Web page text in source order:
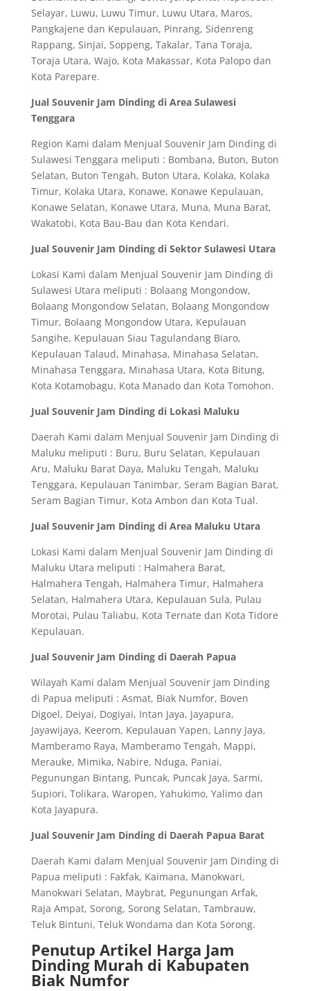
Selayar, Luwu, Luwu Timur, Luwu Utara, Maros,
Pangkajene dan Kepulauan, Pinrang, Sidenreng
Rappang, Sinjai, Soppeng, Takalar, Tana Toraja,
Toraja Utara, Wajo, Kota Makassar, Kota Palopo dan
Kota Parepare.
Jual Souvenir Jam Dinding di Area Sulawesi
Tenggara
Region Kami dalam Menjual Souvenir Jam Dinding di
Sulawesi Tenggara meliputi : Bombana, Buton, Buton
Selatan, Buton Tengah, Buton Utara, Kolaka, Kolaka
Timur, Kolaka Utara, Konawe, Konawe Kepulauan,
Konawe Selatan, Konawe Utara, Muna, Muna Barat,
Wakatobi, Kota Bau-Bau dan Kota Kendari.
Jual Souvenir Jam Dinding di Sektor Sulawesi Utara
Lokasi Kami dalam Menjual Souvenir Jam Dinding di
Sulawesi Utara meliputi : Bolaang Mongondow,
Bolaang Mongondow Selatan, Bolaang Mongondow
Timur, Bolaang Mongondow Utara, Kepulauan
Sangihe, Kepulauan Siau Tagulandang Biaro,
Kepulauan Talaud, Minahasa, Minahasa Selatan,
Minahasa Tenggara, Minahasa Utara, Kota Bitung,
Kota Kotamobagu, Kota Manado dan Kota Tomohon.
Jual Souvenir Jam Dinding di Lokasi Maluku
Daerah Kami dalam Menjual Souvenir Jam Dinding di
Maluku meliputi : Buru, Buru Selatan, Kepulauan
Aru, Maluku Barat Daya, Maluku Tengah, Maluku
Tenggara, Kepulauan Tanimbar, Seram Bagian Barat,
Seram Bagian Timur, Kota Ambon dan Kota Tual.
Jual Souvenir Jam Dinding di Area Maluku Utara
Lokasi Kami dalam Menjual Souvenir Jam Dinding di
Maluku Utara meliputi : Halmahera Barat,
Halmahera Tengah, Halmahera Timur, Halmahera
Selatan, Halmahera Utara, Kepulauan Sula, Pulau
Morotai, Pulau Taliabu, Kota Ternate dan Kota Tidore
Kepulauan.
Jual Souvenir Jam Dinding di Daerah Papua
Wilayah Kami dalam Menjual Souvenir Jam Dinding
di Papua meliputi : Asmat, Biak Numfor, Boven
Digoel, Deiyai, Dogiyai, Intan Jaya, Jayapura,
Jayawijaya, Keerom, Kepulauan Yapen, Lanny Jaya,
Mamberamo Raya, Mamberamo Tengah, Mappi,
Merauke, Mimika, Nabire, Nduga, Paniai,
Pegunungan Bintang, Puncak, Puncak Jaya, Sarmi,
Supiori, Tolikara, Waropen, Yahukimo, Yalimo dan
Kota Jayapura.
Jual Souvenir Jam Dinding di Daerah Papua Barat
Daerah Kami dalam Menjual Souvenir Jam Dinding di
Papua meliputi : Fakfak, Kaimana, Manokwari,
Manokwari Selatan, Maybrat, Pegunungan Arfak,
Raja Ampat, Sorong, Sorong Selatan, Tambrauw,
Teluk Bintuni, Teluk Wondama dan Kota Sorong.
Penutup Artikel Harga Jam
Dinding Murah di Kabupaten
Biak Numfor